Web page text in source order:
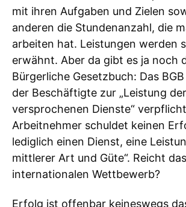
mit ihren Aufgaben und Zielen
anderen die Stundenanzahl, die
arbeiten hat. Leistungen werden
erwähnt. Aber da gibt es ja noch
Bürgerliche Gesetzbuch: Das
der Beschäftigte zur „Leistung der
versprochenen Dienste“
Arbeitnehmer schuldet keinen
lediglich einen Dienst, eine
mittlerer Art und Güte“. Reicht
internationalen Wettbewerb?
Erfolg ist offenbar keineswegs